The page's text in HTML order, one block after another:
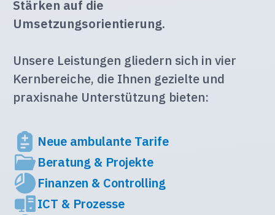
Stärken auf die
Umsetzungsorientierung.
Unsere Leistungen gliedern sich in vier
Kernbereiche, die Ihnen gezielte und
praxisnahe Unterstützung bieten:
Neue ambulante Tarife
Beratung & Projekte
Finanzen & Controlling
ICT & Prozesse